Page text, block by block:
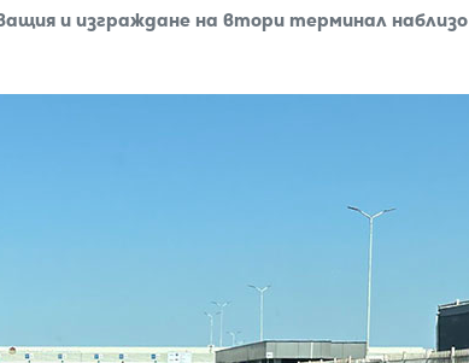
и изграждане на втори терминал наблизо